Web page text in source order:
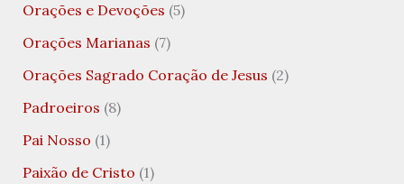
Orações e Devoções (5)
Orações Marianas (7)
Orações Sagrado Coração de Jesus (2)
Padroeiros (8)
Pai Nosso (1)
Paixão de Cristo (1)